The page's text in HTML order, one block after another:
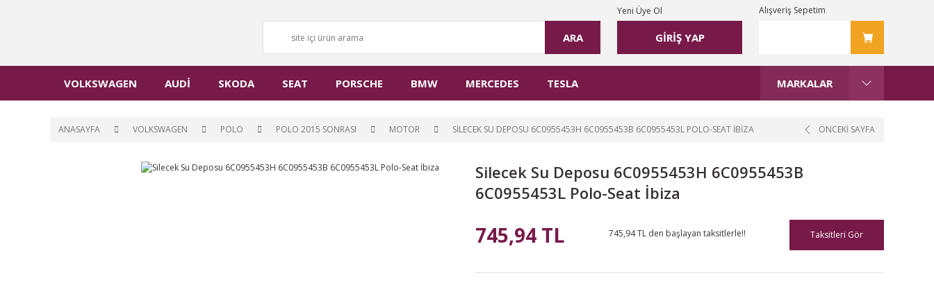
ARA GİRİŞ YAP
Yeni Üye Ol Alışveriş Sepetim
VOLKSWAGEN AUDİ SKODA SEAT PORSCHE BMW MERCEDES TESLA MARKALAR
ANASAYFA VOLKSWAGEN POLO POLO 2015 SONRASI MOTOR SILECEK SU DEPOSU 6C0955453H 6C0955453B 6C0955453L POLO-SEAT İBIZA ÖNCEKİ SAYFA
Silecek Su Deposu 6C0955453H 6C0955453B
6C0955453L Polo-Seat İbiza
745,94 TL 745,94 TL den başlayan taksitlerle!! Taksitleri Gör